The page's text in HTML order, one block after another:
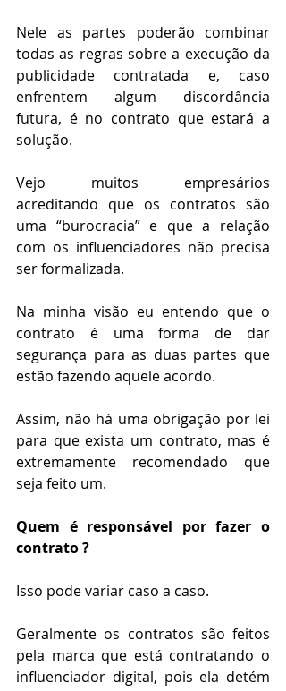
Nele as partes poderão combinar
todas as regras sobre a execução da
publicidade contratada e, caso
enfrentem algum discordância
futura, é no contrato que estará a
solução.
Vejo muitos empresários
acreditando que os contratos são
uma “burocracia” e que a relação
com os influenciadores não precisa
ser formalizada.
Na minha visão eu entendo que o
contrato é uma forma de dar
segurança para as duas partes que
estão fazendo aquele acordo.
Assim, não há uma obrigação por lei
para que exista um contrato, mas é
extremamente recomendado que
seja feito um.
Quem é responsável por fazer o
contrato ?
Isso pode variar caso a caso.
Geralmente os contratos são feitos
pela marca que está contratando o
influenciador digital, pois ela detém